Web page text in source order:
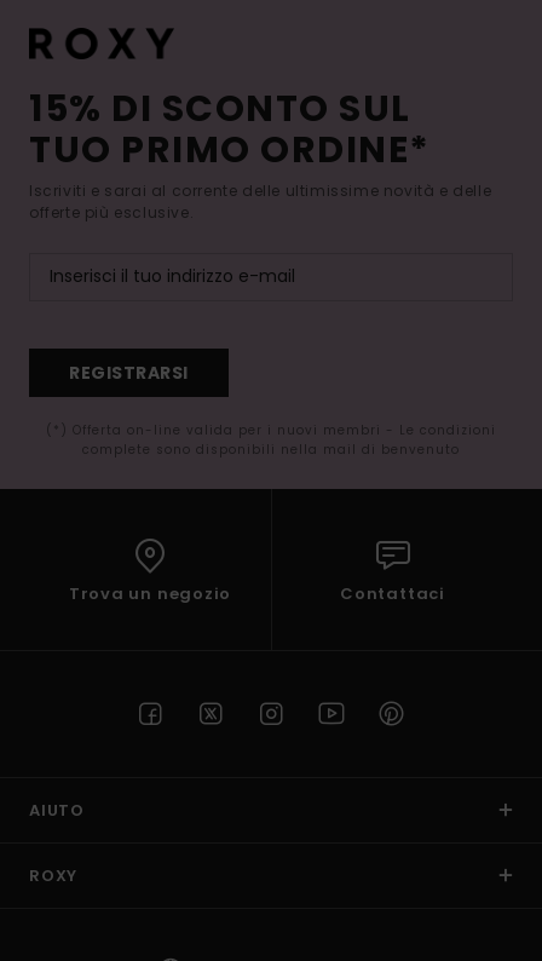
15% DI SCONTO SUL
TUO PRIMO ORDINE*
Iscriviti e sarai al corrente delle ultimissime novità e delle
offerte più esclusive.
REGISTRARSI
(*) Offerta on-line valida per i nuovi membri - Le condizioni
complete sono disponibili nella mail di benvenuto
Trova un negozio Contattaci
AIUTO
ROXY